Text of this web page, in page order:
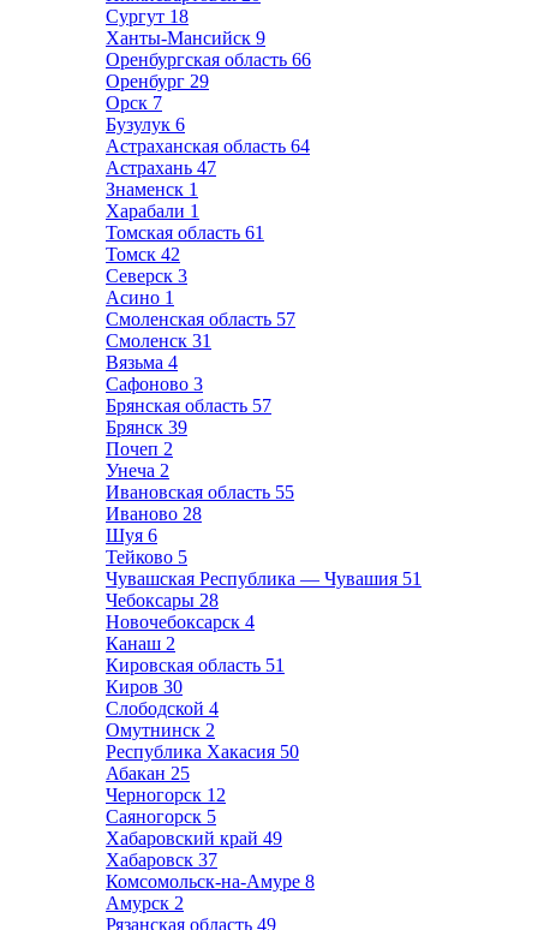
Сургут 18
Ханты-Мансийск 9
Оренбургская область 66
Оренбург 29
Орск 7
Бузулук 6
Астраханская область 64
Астрахань 47
Знаменск 1
Харабали 1
Томская область 61
Томск 42
Северск 3
Асино 1
Смоленская область 57
Смоленск 31
Вязьма 4
Сафоново 3
Брянская область 57
Брянск 39
Почеп 2
Унеча 2
Ивановская область 55
Иваново 28
Шуя 6
Тейково 5
Чувашская Республика — Чувашия 51
Чебоксары 28
Новочебоксарск 4
Канаш 2
Кировская область 51
Киров 30
Слободской 4
Омутнинск 2
Республика Хакасия 50
Абакан 25
Черногорск 12
Саяногорск 5
Хабаровский край 49
Хабаровск 37
Комсомольск-на-Амуре 8
Амурск 2
Рязанская область 49